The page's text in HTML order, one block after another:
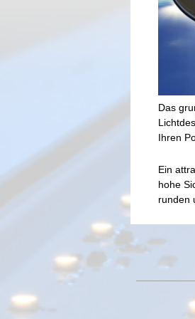
Das
Ihren
Ein
hohe
runden